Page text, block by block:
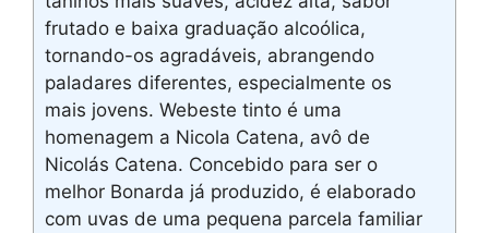
frutado e baixa graduação alcoólica,
tornando-os agradáveis, abrangendo
paladares diferentes, especialmente os
mais jovens. Webeste tinto é uma
homenagem a Nicola Catena, avô de
Nicolás Catena. Concebido para ser o
melhor Bonarda já produzido, é elaborado
com uvas de uma pequena parcela familiar